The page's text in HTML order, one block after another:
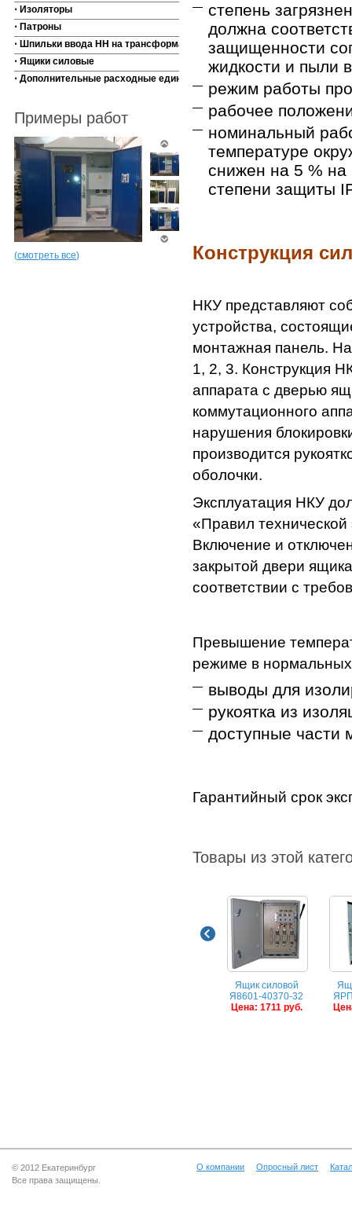
⋅ Изоляторы
⋅ Патроны
⋅ Шпильки ввода НН на трансформаторы
⋅ Ящики силовые
⋅ Дополнительные расходные единицы
Примеры работ
(смотреть все)
степень
должна
защищенности
жидкости и пыли
режим работы
рабочее
номинальный
температуре
снижен на 5 %
степени защиты
Конструкция
НКУ представляют
устройства,
монтажная панель.
1, 2, 3. Конструкция
аппарата с дверью
коммутационного
нарушения
производится
оболочки.
Эксплуатация НКУ
«Правил технической
Включение и
закрытой двери
соответствии с
Превышение
режиме в
выводы для
рукоятка из
доступные части
Гарантийный срок
Товары из этой
Ящик силовой
Я8601-40370-32
Цена: 1711 руб.
© 2012 Екатеринбург
Все права защищены.
О компании Опросный лист